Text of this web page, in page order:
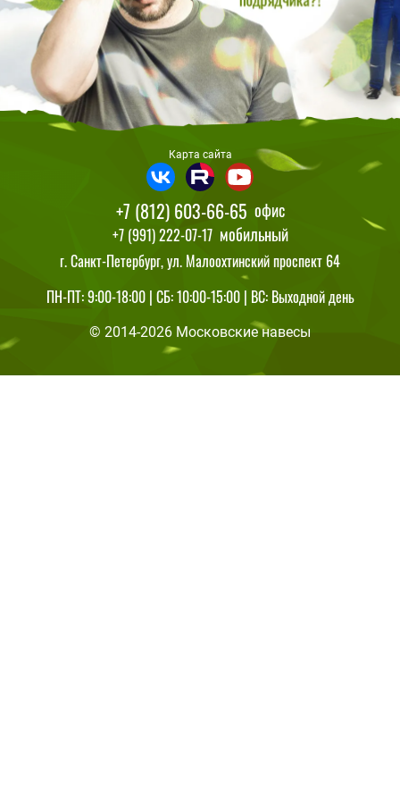
ПН-ПТ: 9:00-18:00 | СБ: 10:00-15:00 | ВС: Выходной день
© 2014-2026 Московские навесы
+7 (812) 603-66-65 офис
+7 (991) 222-07-17 мобильный
г. Санкт-Петербург, ул. Малоохтинский проспект 64
Карта сайта